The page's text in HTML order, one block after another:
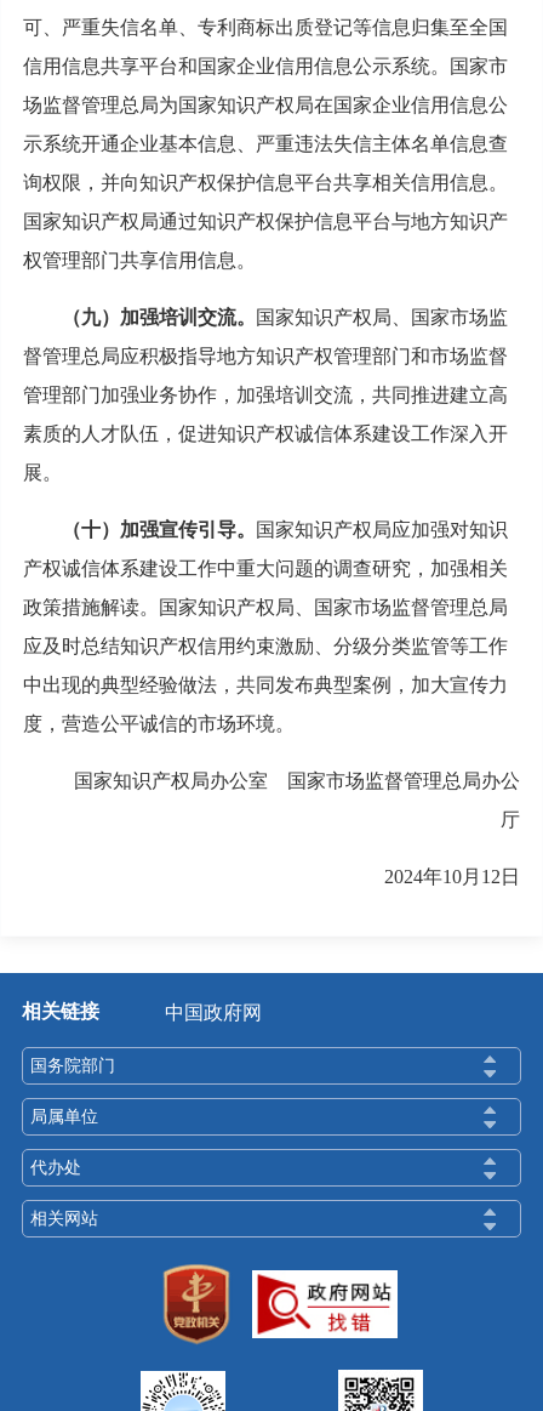
可、严重失信名单、专利商标出质登记等信息归集至全国
信用信息共享平台和国家企业信用信息公示系统。国家市
场监督管理总局为国家知识产权局在国家企业信用信息公
示系统开通企业基本信息、严重违法失信主体名单信息查
询权限，并向知识产权保护信息平台共享相关信用信息。
国家知识产权局通过知识产权保护信息平台与地方知识产
权管理部门共享信用信息。
（九）加强培训交流。
国家知识产权局、国家市场监
督管理总局应积极指导地方知识产权管理部门和市场监督
管理部门加强业务协作，加强培训交流，共同推进建立高
素质的人才队伍，促进知识产权诚信体系建设工作深入开
展。
（十）加强宣传引导。
国家知识产权局应加强对知识
产权诚信体系建设工作中重大问题的调查研究，加强相关
政策措施解读。国家知识产权局、国家市场监督管理总局
应及时总结知识产权信用约束激励、分级分类监管等工作
中出现的典型经验做法，共同发布典型案例，加大宣传力
度，营造公平诚信的市场环境。
国家知识产权局办公室 国家市场监督管理总局办公
厅
2024年10月12日
相关链接 中国政府网
国务院部门
局属单位
代办处
相关网站